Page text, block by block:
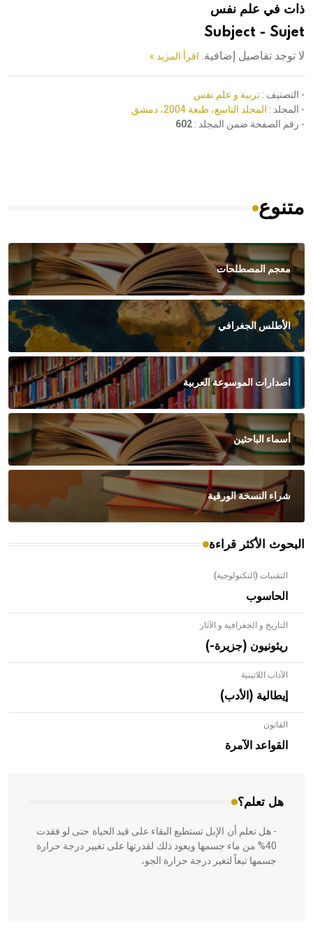
هيئة الموسوعة العربية تطلق موسوعات جديدة في عام 2026ذات في علم نفس
Subject - Sujet
لا توجد تفاصيل إضافية. اقرأ المزيد »
- التصنيف : تربية و علم نفس
- المجلد : المجلد التاسع، طبعة 2004، دمشق
- رقم الصفحة ضمن المجلد : 602
متنوع
معجم المصطلحات
الأطلس الجغرافي
اصدارات الموسوعة العربية
أسماء الباحثين
شراء النسخة الورقية
البحوث الأكثر قراءة
التقنيات (التكنولوجية)
الحاسوب
التاريخ و الجغرافية و الآثار
ريئونيون (جزيرة-)
الآداب اللاتينية
إيطالية (الأدب)
القانون
القواعد الآمرة
هل تعلم؟
- هل تعلم أن الأبلق نوع من الفنون الهندسية التي ارتبطت
بالعمارة الإسلامية في بلاد الشام ومصر خاصة، حيث يحرص
المعمار على بناء مداميكه وخاصة في الواجهات
- هل تعلم أن الإبل تستطيع البقاء على قيد الحياة حتى لو فقدت
40% من ماء جسمها ويعود ذلك لقدرتها على تغيير درجة حرارة
جسمها تبعاً لتغير درجة حرارة الجو،